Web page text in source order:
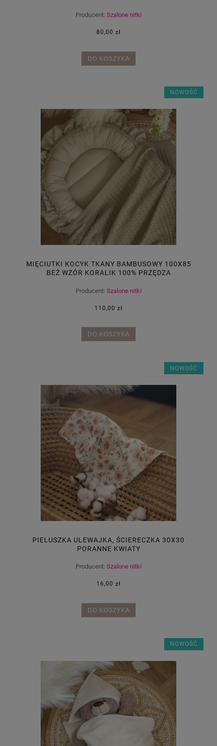
Producent: Szalone nitki
80,00 zł
DO KOSZYKA
MIĘCIUTKI KOCYK TKANY BAMBUSOWY 100X85
BEŻ WZÓR KORALIK 100% PRZĘDZA
Producent: Szalone nitki
110,00 zł
DO KOSZYKA
NOWOŚĆ
PIELUSZKA ULEWAJKA, ŚCIERECZKA 30X30
PORANNE KWIATY
Producent: Szalone nitki
16,00 zł
DO KOSZYKA
NOWOŚĆ
NOWOŚĆ